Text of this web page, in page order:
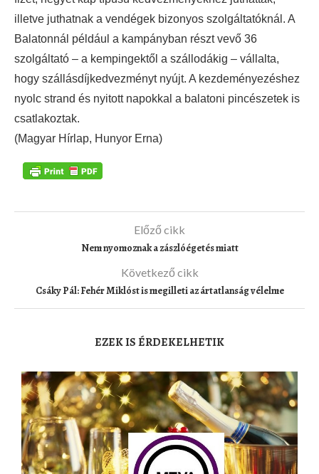
illetve juthatnak a vendégek bizonyos szolgáltatóknál. A
Balatonnál például a kampányban részt vevő 36
szolgáltató – a kempingektől a szállodákig – vállalta,
hogy szállásdíjkedvezményt nyújt. A kezdeményezéshez
nyolc strand és nyitott napokkal a balatoni pincészetek is
csatlakoztak.
(Magyar Hírlap, Hunyor Erna)
Előző cikk
Nem nyomoznak a zászlóégetés miatt
Következő cikk
Csáky Pál: Fehér Miklóst is megilleti az ártatlanság vélelme
EZEK IS ÉRDEKELHETIK